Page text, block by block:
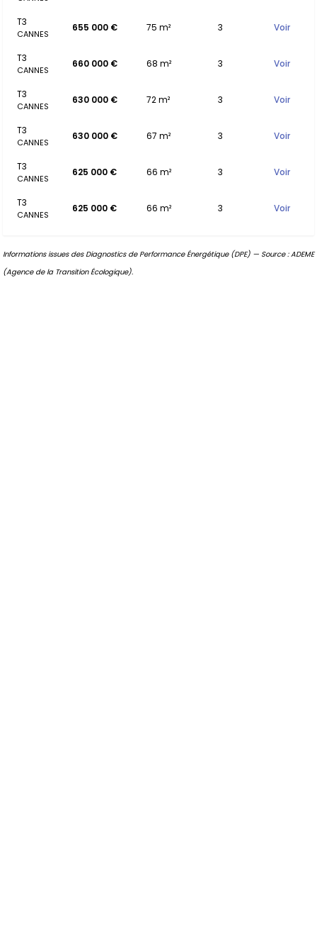
T3
CANNES
655 000 € 75 m² 3 Voir
T3
CANNES
660 000 € 68 m² 3 Voir
T3
CANNES
630 000 € 72 m² 3 Voir
T3
CANNES
630 000 € 67 m² 3 Voir
T3
CANNES
625 000 € 66 m² 3 Voir
T3
CANNES
625 000 € 66 m² 3 Voir
Informations issues des Diagnostics de Performance Énergétique (DPE) — Source : ADEME
(Agence de la Transition Écologique).